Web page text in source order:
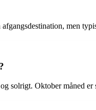
men
solrigt. Oktober måned